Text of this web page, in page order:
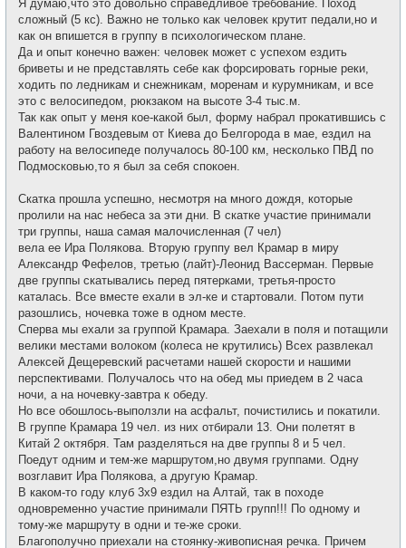
Я думаю,что это довольно справедливое требование. Поход
сложный (5 кс). Важно не только как человек крутит педали,но и
как он впишется в группу в психологическом плане.
Да и опыт конечно важен: человек может с успехом ездить
бриветы и не представлять себе как форсировать горные реки,
ходить по ледникам и снежникам, моренам и курумникам, и все
это с велосипедом, рюкзаком на высоте 3-4 тыс.м.
Так как опыт у меня кое-какой был, форму набрал прокатившись с
Валентином Гвоздевым от Киева до Белгорода в мае, ездил на
работу на велосипеде получалось 80-100 км, несколько ПВД по
Подмосковью,то я был за себя спокоен.
Скатка прошла успешно, несмотря на много дождя, которые
пролили на нас небеса за эти дни. В скатке участие принимали
три группы, наша самая малочисленная (7 чел)
вела ее Ира Полякова. Вторую группу вел Крамар в миру
Александр Фефелов, третью (лайт)-Леонид Вассерман. Первые
две группы скатывались перед пятерками, третья-просто
каталась. Все вместе ехали в эл-ке и стартовали. Потом пути
разошлись, ночевка тоже в одном месте.
Сперва мы ехали за группой Крамара. Заехали в поля и потащили
велики местами волоком (колеса не крутились) Всех развлекал
Алексей Дещеревский расчетами нашей скорости и нашими
перспективами. Получалось что на обед мы приедем в 2 часа
ночи, а на ночевку-завтра к обеду.
Но все обошлось-выползли на асфальт, почистились и покатили.
В группе Крамара 19 чел. из них отбирали 13. Они полетят в
Китай 2 октября. Там разделяться на две группы 8 и 5 чел.
Поедут одним и тем-же маршрутом,но двумя группами. Одну
возглавит Ира Полякова, а другую Крамар.
В каком-то году клуб 3х9 ездил на Алтай, так в походе
одновременно участие принимали ПЯТЬ групп!!! По одному и
тому-же маршруту в одни и те-же сроки.
Благополучно приехали на стоянку-живописная речка. Причем